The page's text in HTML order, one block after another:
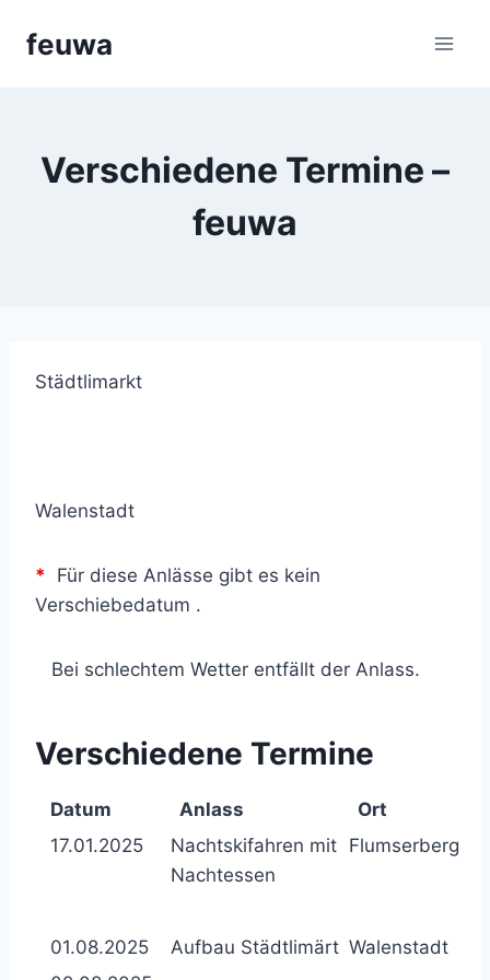
feuwa
Verschiedene Termine –
feuwa
Städtlimarkt
Walenstadt
* Für diese Anlässe gibt es kein
Verschiebedatum .
Bei schlechtem Wetter entfällt der Anlass.
Verschiedene Termine
Datum Anlass
Ort
17.01.2025
Nachtskifahren mit
Nachtessen
Flumserberg
01.08.2025 Aufbau Städtlimärt Walenstadt